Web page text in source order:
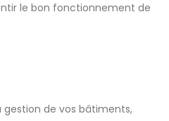
le bon fonctionnement de
de vos bâtiments,